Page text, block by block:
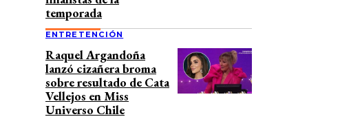
temporada
ENTRETENCIÓN
Raquel Argandoña
lanzó cizañera broma
sobre resultado de Cata
Vellejos en Miss
Universo Chile